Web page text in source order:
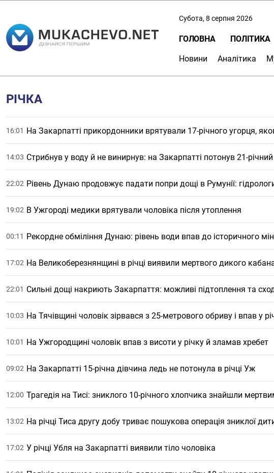
Субота, 8 серпня 2026
ГОЛОВНА ПОЛІТИКА
Новини Аналітика
РІЧКА
16:01 На Закарпатті прикордонники врятували 17-річного угорця,
14:03 Стрибнув у воду й не винирнув: на Закарпатті потонув 21-
22:02 Рівень Дунаю продовжує падати попри дощі в Румунії:
19:02 В Ужгороді медики врятували чоловіка після утоплення
00:11 Рекордне обміління Дунаю: рівень води впав до історичного
17:02 На Великоберезнянщині в річці виявили мертвого дикого
22:01 Сильні дощі накриють Закарпаття: можливі підтоплення та
10:03 На Тячівщині чоловік зірвався з 25-метрового обриву і впав у
10:01 На Ужгородщині чоловік впав з висоти у річку й зламав хребет
09:02 На Закарпатті 15-річна дівчина ледь не потонула в річці Уж
12:00 Трагедія на Тисі: зниклого 10-річного хлопчика знайшли
13:02 На річці Тиса другу добу триває пошукова операція зниклої
17:02 У річці Убля на Закарпатті виявили тіло чоловіка